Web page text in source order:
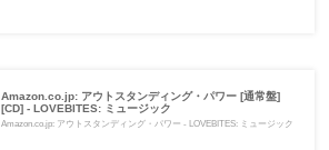
Amazon.co.jp: アウトスタンディング・パワー [通常盤]
[CD] - LOVEBITES: ミュージック
Amazon.co.jp: アウトスタンディング・パワー - LOVEBITES: ミュージック